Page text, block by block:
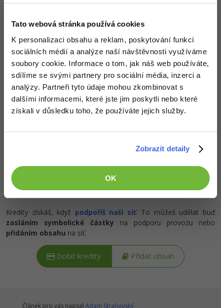
Tato webová stránka používá cookies
K personalizaci obsahu a reklam, poskytování funkcí
sociálních médií a analýze naší návštěvnosti využíváme
soubory cookie. Informace o tom, jak náš web používáte,
sdílíme se svými partnery pro sociální média, inzerci a
analýzy. Partneři tyto údaje mohou zkombinovat s
dalšími informacemi, které jste jim poskytli nebo které
získali v důsledku toho, že používáte jejich služby.
Zobrazit detaily
OK
-80%
-80%
Adobe Lightroom -30%
Adobe XD -15%
Adobe InDesign -25%
Fotografování -80%
Video
Fórum
Kariéra
Pro firmy
Dovednosti, které ti pomohou získat vysněnou a
Popis článku
Požadovaný článek má následující obsah:
správa uživatelů a sdílení. Úlohy jsou řazené dle
Kredity získáš, když podpoříš naši síť. To můžeš udělat buď
zasláním symbolické částky na podporu provozu nebo
přidáním obsahu na síť.
Dobít kredity Přidat obsah
Článek pro vás napsal Adam Straňovský